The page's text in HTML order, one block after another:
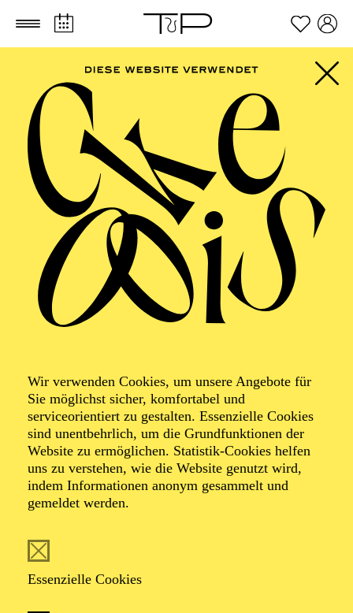
Zum Hauptinhalt springen Zum Footer springen
Wir verwenden Cookies, um unsere Angebote für
Sie möglichst sicher, komfortabel und
serviceorientiert zu gestalten. Essenzielle Cookies
sind unentbehrlich, um die Grundfunktionen der
Website zu ermöglichen. Statistik-Cookies helfen
uns zu verstehen, wie die Website genutzt wird,
indem Informationen anonym gesammelt und
gemeldet werden.
Essenzielle Cookies
Angebote für Menschen mit
Besonderen
Bedürfnissen
TUP